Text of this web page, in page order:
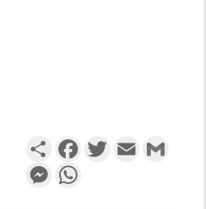
PartagerFacebookTwitterEmail
Messenger